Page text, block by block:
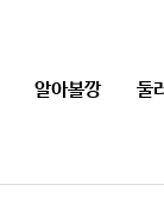
알아볼깡 둘